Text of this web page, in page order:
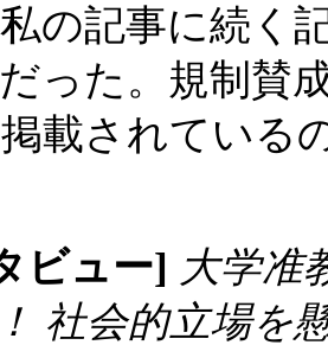
の記事に続く
った。規制賛
載されている
ビュー] 大学准
社会的立場を